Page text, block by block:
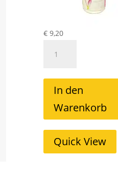
€ 9,20
Reiniger
30mlIn den
Warenkorb
Quick View